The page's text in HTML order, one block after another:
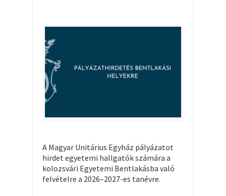
A Magyar Unitárius Egyház pályázatot
hirdet egyetemi hallgatók számára a
kolozsvári Egyetemi Bentlakásba való
felvételre a 2026–2027-es tanévre.